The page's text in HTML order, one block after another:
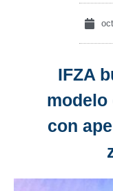
IFZA
modelo
con